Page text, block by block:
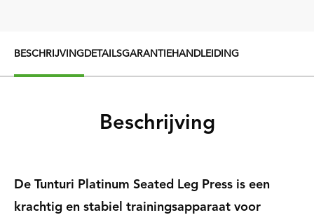
BESCHRIJVINGDETAILSGARANTIEHANDLEIDING
Beschrijving
De Tunturi Platinum Seated Leg Press is een
krachtig en stabiel trainingsapparaat voor